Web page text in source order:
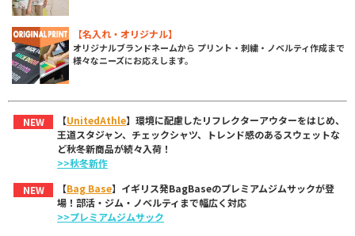
【名入れ・オリジナル】
オリジナルブランドネームから プリント・刺繍・ノベルティ作成まで
様々なニーズにお応えします。
NEW 【UnitedAthle】環境に配慮したリフレクターアウターをはじめ、
王道スタジャン、チェックシャツ、トレンド感のあるスウェットな
ど秋冬新商品が続々入荷！
>>秋冬新作
NEW
【Bag Base】イギリス発BagBaseのプレミアムジムサックが登
場！部活・ジム・ノベルティまで幅広く対応
>>プレミアムジムサック